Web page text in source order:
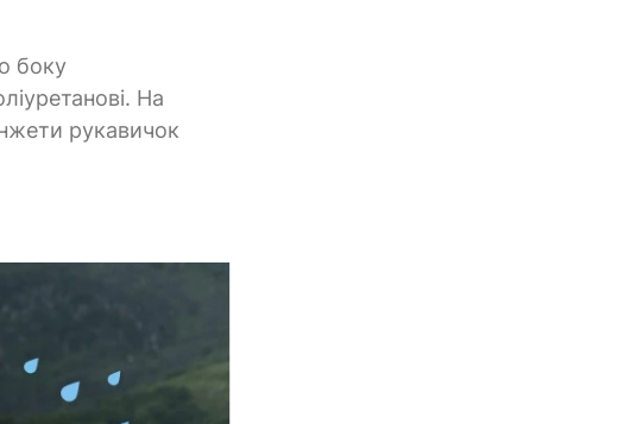
боку
На
рукавичок